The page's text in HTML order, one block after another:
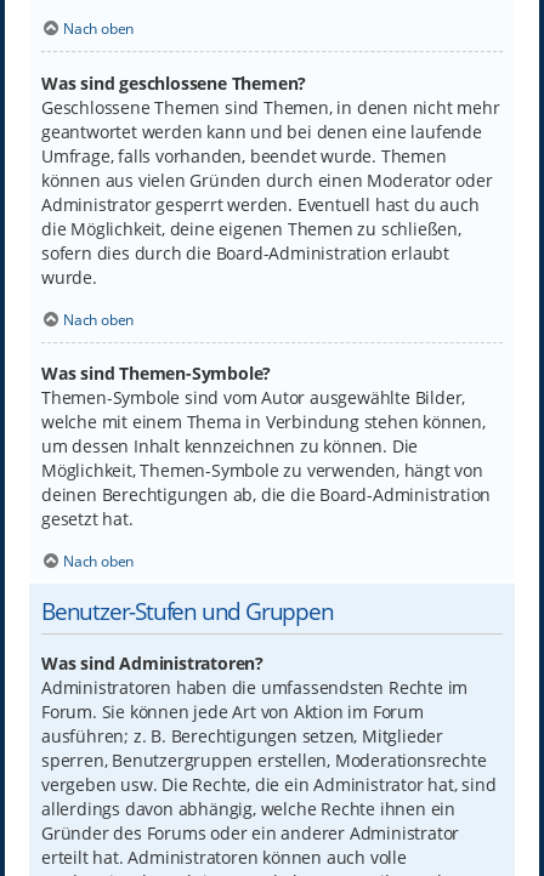
Nach oben
Was sind geschlossene Themen?
Geschlossene Themen sind Themen, in denen nicht mehr
geantwortet werden kann und bei denen eine laufende
Umfrage, falls vorhanden, beendet wurde. Themen
können aus vielen Gründen durch einen Moderator oder
Administrator gesperrt werden. Eventuell hast du auch
die Möglichkeit, deine eigenen Themen zu schließen,
sofern dies durch die Board-Administration erlaubt
wurde.
Nach oben
Was sind Themen-Symbole?
Themen-Symbole sind vom Autor ausgewählte Bilder,
welche mit einem Thema in Verbindung stehen können,
um dessen Inhalt kennzeichnen zu können. Die
Möglichkeit, Themen-Symbole zu verwenden, hängt von
deinen Berechtigungen ab, die die Board-Administration
gesetzt hat.
Nach oben
Benutzer-Stufen und Gruppen
Was sind Administratoren?
Administratoren haben die umfassendsten Rechte im
Forum. Sie können jede Art von Aktion im Forum
ausführen; z. B. Berechtigungen setzen, Mitglieder
sperren, Benutzergruppen erstellen, Moderationsrechte
vergeben usw. Die Rechte, die ein Administrator hat, sind
allerdings davon abhängig, welche Rechte ihnen ein
Gründer des Forums oder ein anderer Administrator
erteilt hat. Administratoren können auch volle